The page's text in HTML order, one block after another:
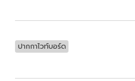
ปากกาไวท์บอร์ด